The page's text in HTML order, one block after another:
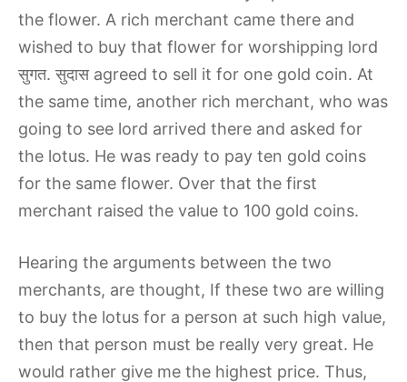
the flower. A rich merchant came there and
wished to buy that flower for worshipping lord
सुगत. सुदास agreed to sell it for one gold coin. At
the same time, another rich merchant, who was
going to see lord arrived there and asked for
the lotus. He was ready to pay ten gold coins
for the same flower. Over that the first
merchant raised the value to 100 gold coins.
Hearing the arguments between the two
merchants, are thought, If these two are willing
to buy the lotus for a person at such high value,
then that person must be really very great. He
would rather give me the highest price. Thus,